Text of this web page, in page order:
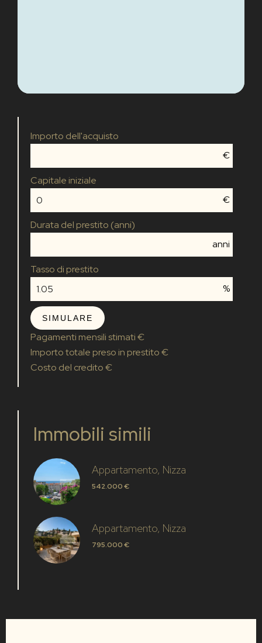
Importo dell'acquisto
€
Capitale iniziale
€
Durata del prestito (anni)
anni
Tasso di prestito
%
SIMULARE
Pagamenti mensili stimati€
Importo totale preso in prestito€
Costo del credito€
Immobili simili
Appartamento, Nizza
542.000 €
Appartamento, Nizza
795.000 €